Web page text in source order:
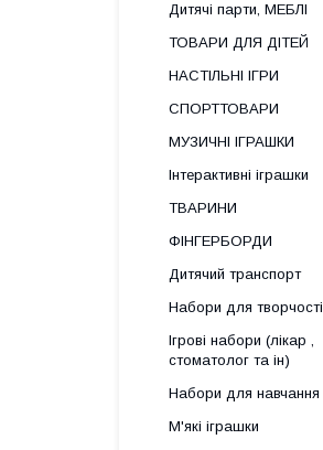
Дитячі парти, МЕБЛІ
ТОВАРИ ДЛЯ ДІТЕЙ
НАСТІЛЬНІ ІГРИ
СПОРТТОВАРИ
МУЗИЧНІ ІГРАШКИ
Інтерактивні іграшки
ТВАРИНИ
ФІНГЕРБОРДИ
Дитячий транспорт
Набори для творчості
Ігрові набори (лікар ,
стоматолог та ін)
Набори для навчання
М'які іграшки